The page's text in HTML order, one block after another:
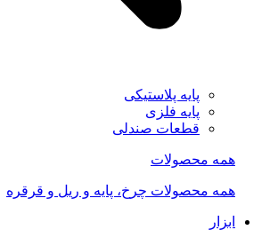
پایه پلاستیکی
پایه فلزی
قطعات صندلی
همه محصولات
همه محصولات چرخ، پایه و ریل و قرقره
ابزار